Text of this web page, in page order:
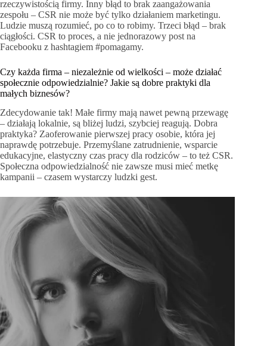
rzeczywistością firmy. Inny błąd to brak zaangażowania
zespołu – CSR nie może być tylko działaniem marketingu.
Ludzie muszą rozumieć, po co to robimy. Trzeci błąd – brak
ciągłości. CSR to proces, a nie jednorazowy post na
Facebooku z hashtagiem #pomagamy.
Czy każda firma – niezależnie od wielkości – może działać
społecznie odpowiedzialnie? Jakie są dobre praktyki dla
małych biznesów?
Zdecydowanie tak! Małe firmy mają nawet pewną przewagę
– działają lokalnie, są bliżej ludzi, szybciej reagują. Dobra
praktyka? Zaoferowanie pierwszej pracy osobie, która jej
naprawdę potrzebuje. Przemyślane zatrudnienie, wsparcie
edukacyjne, elastyczny czas pracy dla rodziców – to też CSR.
Społeczna odpowiedzialność nie zawsze musi mieć metkę
kampanii – czasem wystarczy ludzki gest.